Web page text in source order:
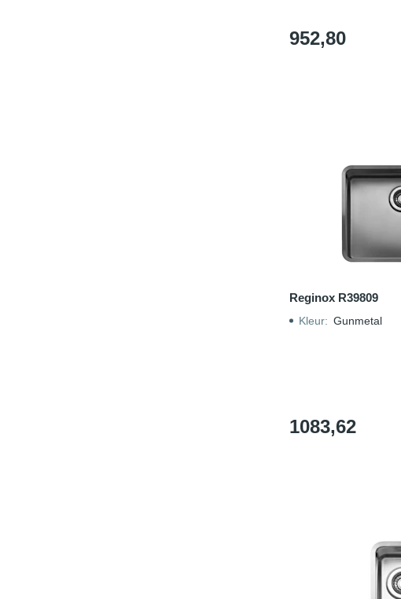
952,80
Reginox R39809
Kleur: Gunmetal
1083,62